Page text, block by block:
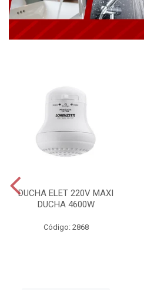
DUCHA ELET 220V MAXI
DUCHA 4600W
Código: 2868